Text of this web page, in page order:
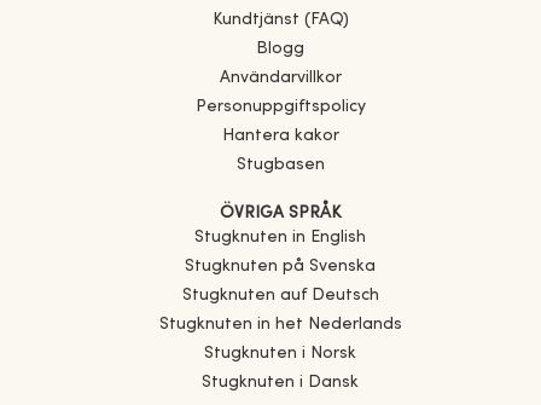
Kundtjänst (FAQ)
Blogg
Användarvillkor
Personuppgiftspolicy
Hantera kakor
Stugbasen
ÖVRIGA SPRÅK
Stugknuten in English
Stugknuten på Svenska
Stugknuten auf Deutsch
Stugknuten in het Nederlands
Stugknuten i Norsk
Stugknuten i Dansk